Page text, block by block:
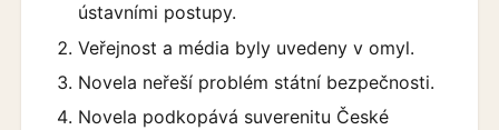
ústavními postupy.
Veřejnost a média byly uvedeny v omyl.
Novela neřeší problém státní bezpečnosti.
Novela podkopává suverenitu České